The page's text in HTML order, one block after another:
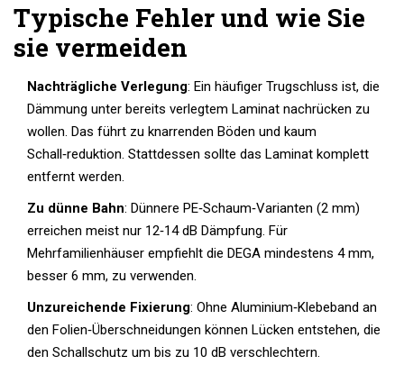
Typische Fehler und wie Sie
sie vermeiden
Nachträgliche Verlegung: Ein häufiger Trugschluss ist, die
Dämmung unter bereits verlegtem Laminat nachrücken zu
wollen. Das führt zu knarrenden Böden und kaum
Schall‑reduktion. Stattdessen sollte das Laminat komplett
entfernt werden.
Zu dünne Bahn: Dünnere PE‑Schaum‑Varianten (2 mm)
erreichen meist nur 12‑14 dB Dämpfung. Für
Mehrfamilienhäuser empfiehlt die DEGA mindestens 4 mm,
besser 6 mm, zu verwenden.
Unzureichende Fixierung: Ohne Aluminium‑Klebeband an
den Folien‑Überschneidungen können Lücken entstehen, die
den Schallschutz um bis zu 10 dB verschlechtern.